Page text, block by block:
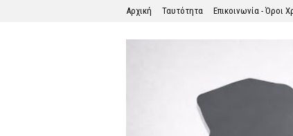
Αρχική Ταυτότητα Επικοινωνία - Όροι